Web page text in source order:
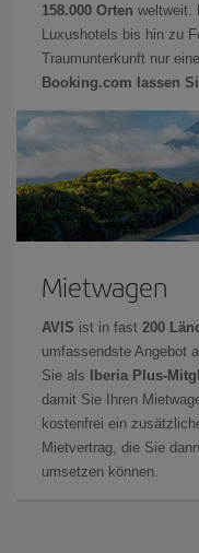
158.000 Orten weltweit.
Luxushotels bis hin zu
Traumunterkunft nur
Booking.com lassen
Mietwagen
AVIS ist in fast 200
umfassendste Angebot
Sie als
Iberia Plus-
damit Sie Ihren
kostenfrei ein
Mietvertrag, die Sie
umsetzen können.